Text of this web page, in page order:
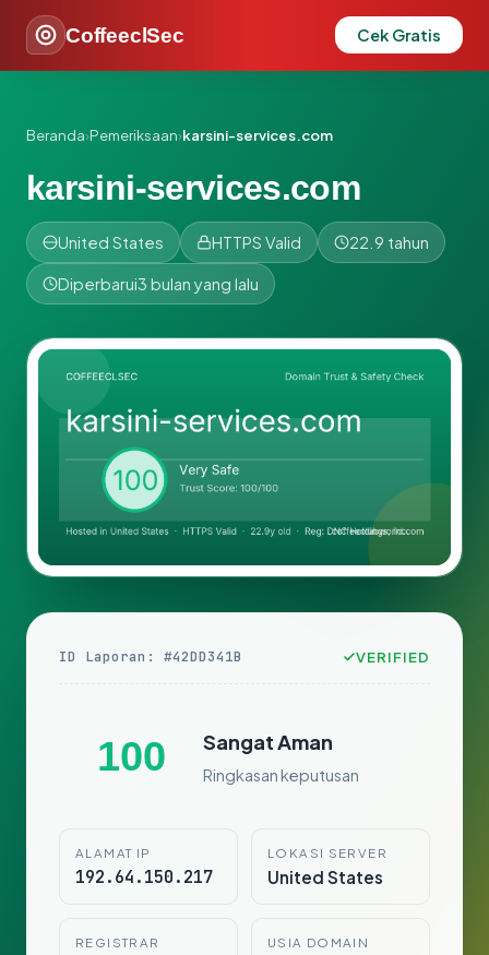
CoffeeclSec Cek Gratis
Beranda›Pemeriksaan›karsini-services.com
karsini-services.com
United States HTTPS Valid 22.9 tahun
Diperbarui3 bulan yang lalu
ID Laporan: #42DD341B VERIFIED
100 Sangat Aman
Ringkasan keputusan
ALAMAT IP
192.64.150.217
LOKASI SERVER
United States
REGISTRAR USIA DOMAIN